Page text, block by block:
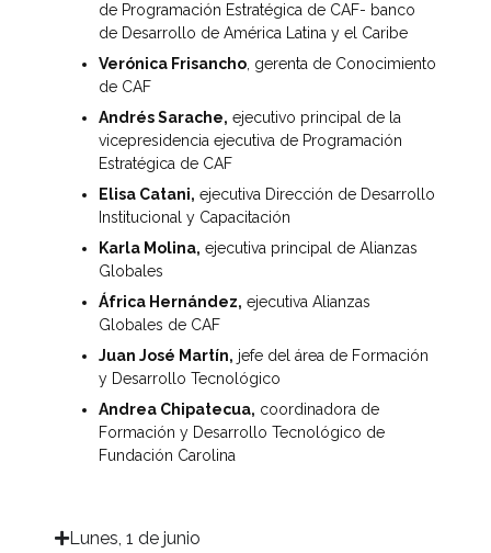
de Programación Estratégica de CAF- banco
de Desarrollo de América Latina y el Caribe
Verónica Frisancho , gerenta de Conocimiento
de CAF
Andrés Sarache, ejecutivo principal de la
vicepresidencia ejecutiva de Programación
Estratégica de CAF
Elisa Catani, ejecutiva Dirección de Desarrollo
Institucional y Capacitación
Karla Molina, ejecutiva principal de Alianzas
Globales
África Hernández, ejecutiva Alianzas
Globales de CAF
Juan José Martín, jefe del área de Formación
y Desarrollo Tecnológico
Andrea Chipatecua, coordinadora de
Formación y Desarrollo Tecnológico de
Fundación Carolina
Lunes, 1 de junio​